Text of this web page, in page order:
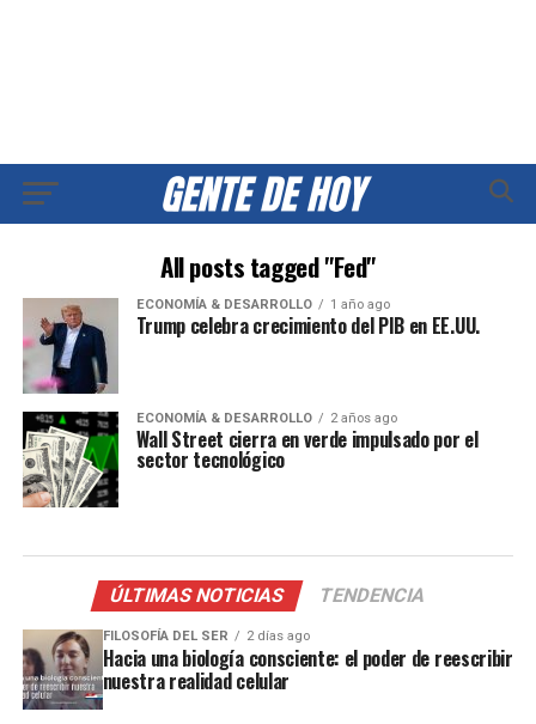
All posts tagged "Fed"
ECONOMÍA & DESARROLLO 1 año ago
Trump celebra crecimiento del PIB en EE.UU.
ECONOMÍA & DESARROLLO 2 años ago
Wall Street cierra en verde impulsado por el
sector tecnológico
ÚLTIMAS NOTICIAS TENDENCIA
FILOSOFÍA DEL SER 2 días ago
Hacia una biología consciente: el poder de reescribir
nuestra realidad celular